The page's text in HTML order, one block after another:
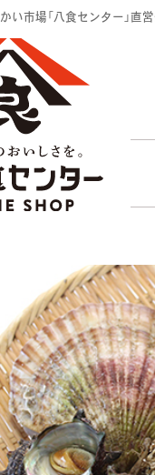
い市場「八食センター」直